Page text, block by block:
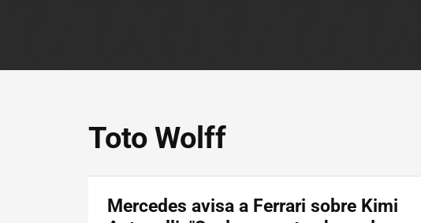
Toto Wolff
Mercedes avisa a Ferrari sobre Kimi